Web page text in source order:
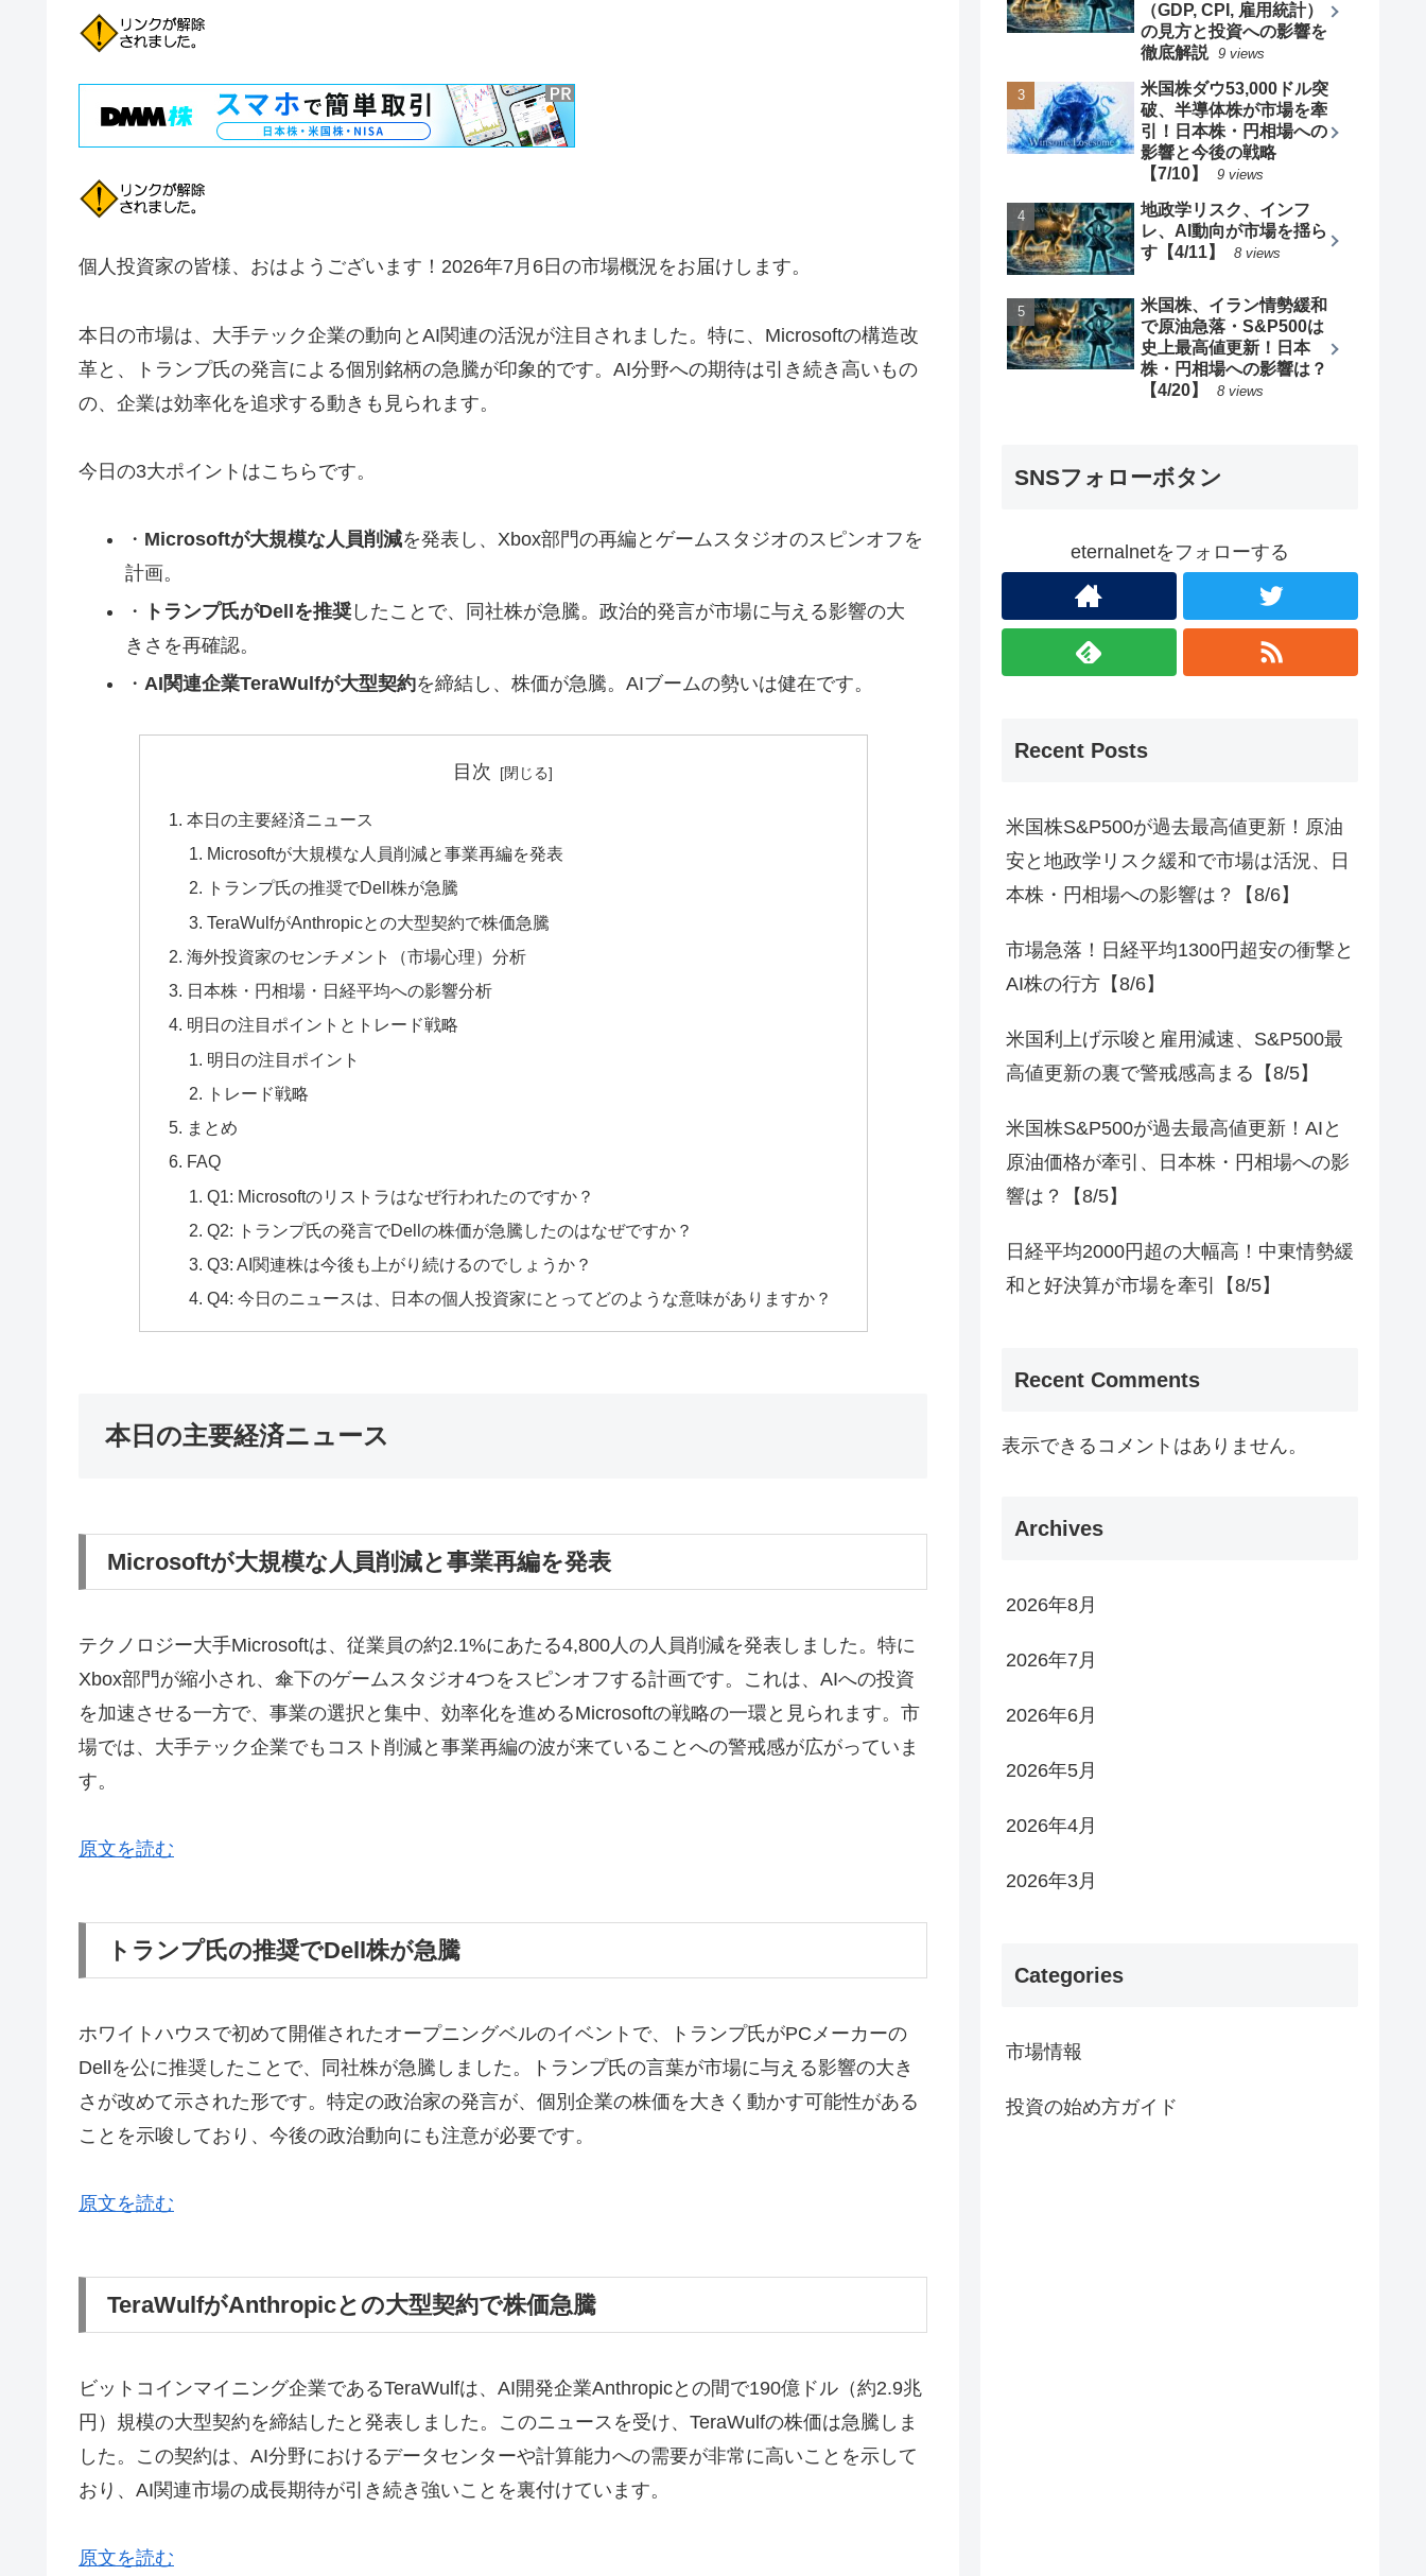
個人投資家の皆様、おはようございます！2026年7月6日の市場概況をお届けします。
本日の市場は、大手テック企業の動向とAI関連の活況が注目されました。特に、Microsoftの構造改
革と、トランプ氏の発言による個別銘柄の急騰が印象的です。AI分野への期待は引き続き高いもの
の、企業は効率化を追求する動きも見られます。
今日の3大ポイントはこちらです。
・ Microsoftが大規模な人員削減を発表し、Xbox部門の再編とゲームスタジオのスピンオフを
計画。
・
トランプ氏がDellを推奨したことで、同社株が急騰。政治的発言が市場に与える影響の大
きさを再確認。
・ AI関連企業TeraWulfが大型契約を締結し、株価が急騰。AIブームの勢いは健在です。
目次
本日の主要経済ニュース
Microsoftが大規模な人員削減と事業再編を発表
トランプ氏の推奨でDell株が急騰
TeraWulfがAnthropicとの大型契約で株価急騰
海外投資家のセンチメント（市場心理）分析
日本株・円相場・日経平均への影響分析
明日の注目ポイントとトレード戦略
明日の注目ポイント
トレード戦略
まとめ
FAQ
Q1: Microsoftのリストラはなぜ行われたのですか？
Q2: トランプ氏の発言でDellの株価が急騰したのはなぜですか？
Q3: AI関連株は今後も上がり続けるのでしょうか？
Q4: 今日のニュースは、日本の個人投資家にとってどのような意味がありますか？
本日の主要経済ニュース
Microsoftが大規模な人員削減と事業再編を発表
テクノロジー大手Microsoftは、従業員の約2.1%にあたる4,800人の人員削減を発表しました。特に
Xbox部門が縮小され、傘下のゲームスタジオ4つをスピンオフする計画です。これは、AIへの投資
を加速させる一方で、事業の選択と集中、効率化を進めるMicrosoftの戦略の一環と見られます。市
場では、大手テック企業でもコスト削減と事業再編の波が来ていることへの警戒感が広がっていま
す。
原文を読む
トランプ氏の推奨でDell株が急騰
ホワイトハウスで初めて開催されたオープニングベルのイベントで、トランプ氏がPCメーカーの
Dellを公に推奨したことで、同社株が急騰しました。トランプ氏の言葉が市場に与える影響の大き
さが改めて示された形です。特定の政治家の発言が、個別企業の株価を大きく動かす可能性がある
ことを示唆しており、今後の政治動向にも注意が必要です。
原文を読む
TeraWulfがAnthropicとの大型契約で株価急騰
ビットコインマイニング企業であるTeraWulfは、AI開発企業Anthropicとの間で190億ドル（約2.9兆
円）規模の大型契約を締結したと発表しました。このニュースを受け、TeraWulfの株価は急騰しま
した。この契約は、AI分野におけるデータセンターや計算能力への需要が非常に高いことを示して
おり、AI関連市場の成長期待が引き続き強いことを裏付けています。
原文を読む
（GDP, CPI, 雇用統計）
の見方と投資への影響を
徹底解説 9 views
米国株ダウ53,000ドル突
破、半導体株が市場を牽
引！日本株・円相場への
影響と今後の戦略
【7/10】
9 views
地政学リスク、インフ
レ、AI動向が市場を揺ら
す【4/11】
8 views
米国株、イラン情勢緩和
で原油急落・S&P500は
史上最高値更新！日本
株・円相場への影響は？
【4/20】
8 views
SNSフォローボタン
eternalnetをフォローする
Recent Posts
米国株S&P500が過去最高値更新！原油
安と地政学リスク緩和で市場は活況、日
本株・円相場への影響は？【8/6】
市場急落！日経平均1300円超安の衝撃と
AI株の行方【8/6】
米国利上げ示唆と雇用減速、S&P500最
高値更新の裏で警戒感高まる【8/5】
米国株S&P500が過去最高値更新！AIと
原油価格が牽引、日本株・円相場への影
響は？【8/5】
日経平均2000円超の大幅高！中東情勢緩
和と好決算が市場を牽引【8/5】
Recent Comments
表示できるコメントはありません。
Archives
2026年8月
2026年7月
2026年6月
2026年5月
2026年4月
2026年3月
Categories
市場情報
投資の始め方ガイド